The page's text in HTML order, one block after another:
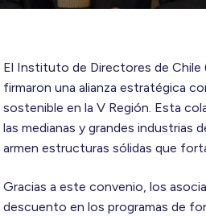
El Instituto de Directores de Chile
firmaron una alianza estratégica
sostenible en la V Región. Esta
las medianas y grandes industrias
armen estructuras sólidas que
Gracias a este convenio, los
descuento en los programas de